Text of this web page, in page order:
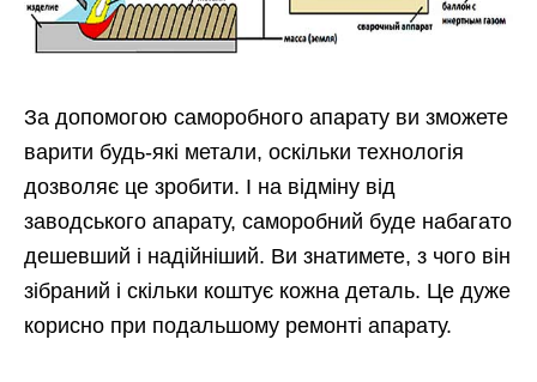
За допомогою саморобного апарату ви зможете
варити будь-які метали, оскільки технологія
дозволяє це зробити. І на відміну від
заводського апарату, саморобний буде набагато
дешевший і надійніший. Ви знатимете, з чого він
зібраний і скільки коштує кожна деталь. Це дуже
корисно при подальшому ремонті апарату.